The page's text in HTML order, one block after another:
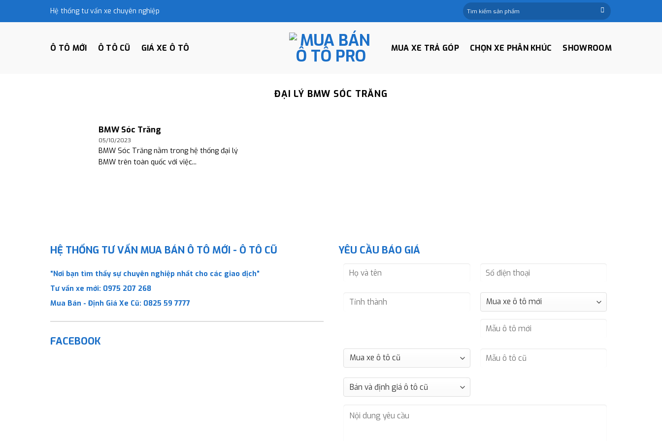
Hệ thống tư vấn xe chuyên nghiệp
Tìm
kiếm:
Ô TÔ MỚI Ô TÔ CŨ GIÁ XE Ô TÔ MUA XE TRẢ GÓP CHỌN XE PHÂN KHÚC SHOWROOM
ĐẠI LÝ BMW SÓC TRĂNG
BMW Sóc Trăng
05/10/2023
BMW Sóc Trăng nằm trong hệ thống đại lý
BMW trên toàn quốc với việc...
HỆ THỐNG TƯ VẤN MUA BÁN Ô TÔ MỚI - Ô TÔ CŨ
“Nơi bạn tìm thấy sự chuyên nghiệp nhất cho các giao dịch”
Tư vấn xe mới: 0975 207 268
Mua Bán - Định Giá Xe Cũ: 0825 59 7777
FACEBOOK
YÊU CẦU BÁO GIÁ